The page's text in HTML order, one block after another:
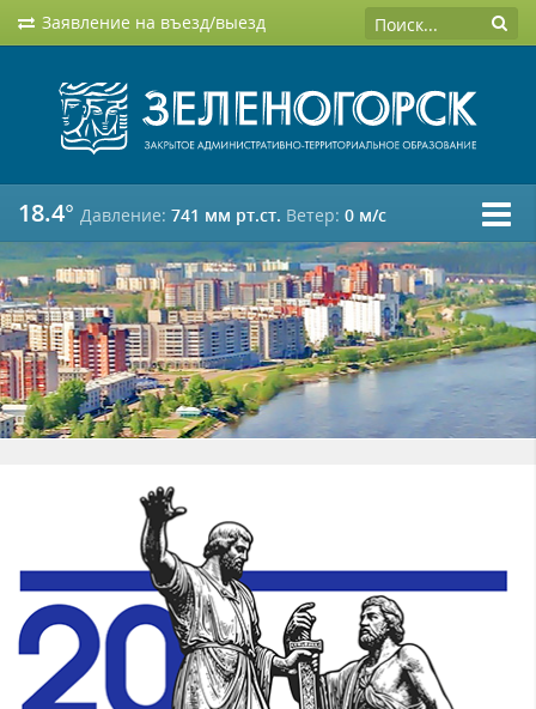
Заявление на въезд/выезд
18.4° Давление: 741 мм рт.ст. Ветер: 0 м/c